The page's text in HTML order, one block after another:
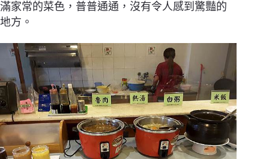
滿家常的菜色，普普通通，沒有令人感到驚豔的
地方。